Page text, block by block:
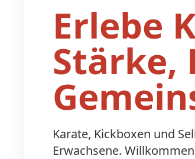
Erlebe
Stärke,
Karate, Kickboxen und
Erwachsene.